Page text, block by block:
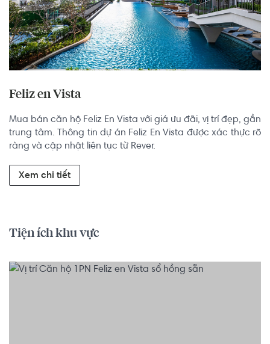
Feliz en Vista
Mua bán căn hộ Feliz En Vista với giá ưu đãi, vị trí đẹp, gần
trung tâm. Thông tin dự án Feliz En Vista được xác thực rõ
ràng và cập nhật liên tục từ Rever.
Xem chi tiết
Tiện ích khu vực